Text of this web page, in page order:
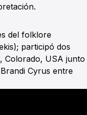
del folklore
participó dos
Colorado, USA junto
Cyrus entre